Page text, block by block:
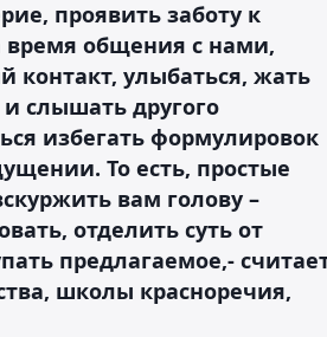
проявить заботу к
время общения с нами,
контакт, улыбаться, жать
и слышать другого
избегать формулировок
То есть, простые
вам голову –
отделить суть от
предлагаемое,-
школы красноречия,